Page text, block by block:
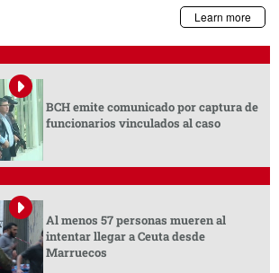
BCH emite comunicado por captura de
funcionarios vinculados al caso
Al menos 57 personas mueren al
intentar llegar a Ceuta desde
Marruecos